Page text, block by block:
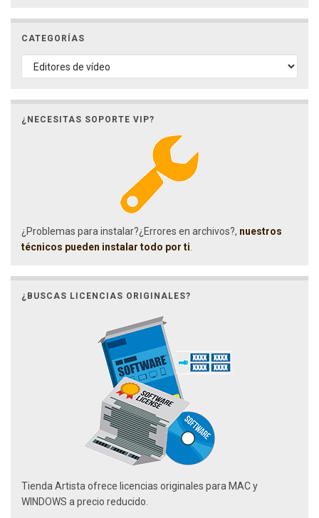
CATEGORÍAS
CATEGORÍAS
¿NECESITAS SOPORTE VIP?
¿Problemas para instalar?¿Errores en archivos?, nuestros
técnicos pueden instalar todo por ti
¿BUSCAS LICENCIAS ORIGINALES?
Tienda Artista ofrece licencias originales para MAC y
WINDOWS a precio reducido.